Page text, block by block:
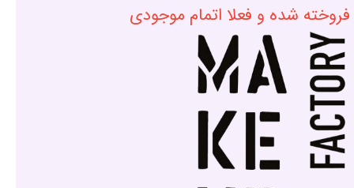
فروخته شده و فعلا اتمام موجودی